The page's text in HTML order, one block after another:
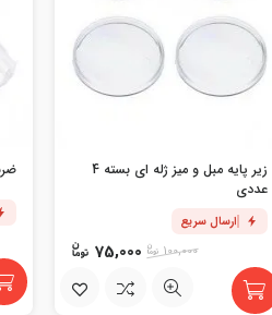
زیر پایه مبل و میز ژله ای بسته 4
عددی
ارسال سریع
100,000
75,000